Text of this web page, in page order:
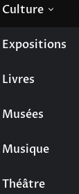
Culture
Expositions
Livres
Musées
Musique
Théâtre